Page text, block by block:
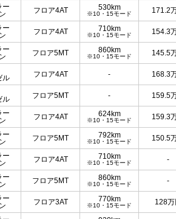
ー
フロア4AT 530km
※10・15モード 171.2
ー
フロア4AT 710km
※10・15モード 154.3
ー
フロア5MT 860km
※10・15モード 145.5
ル
フロア4AT - 168.3
ル
フロア5MT - 159.5
ー
フロア4AT 624km
※10・15モード 159.3
ー
フロア5MT 792km
※10・15モード 150.5
ー
フロア4AT 710km
※10・15モード -
ー
フロア5MT 860km
※10・15モード -
ー
フロア3AT 770km
※10・15モード 128万